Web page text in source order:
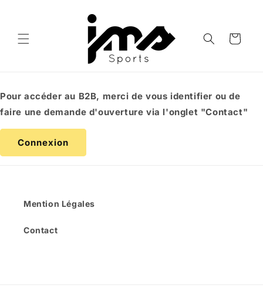
contenu
Panier
Pour accéder au B2B, merci de vous identifier ou de
faire une demande d'ouverture via l'onglet "Contact"
Connexion
Mention Légales
Contact